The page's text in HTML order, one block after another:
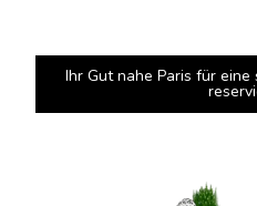
Ihr Gut nahe Paris für